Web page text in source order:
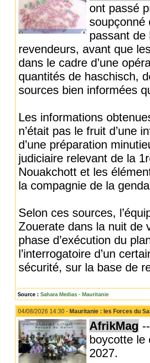
ont passé
soupçonné
passant de
revendeurs, avant que
dans le cadre d’une
quantités de haschisch,
sources bien informées
Les informations
n’était pas le fruit d’une
d’une préparation
judiciaire relevant de la
Nouakchott et les
la compagnie de la
Selon ces sources,
Zouerate dans la nuit de
phase d’exécution du
l’interrogatoire d’un
sécurité, sur la base de
Source : Sahara Medias - Mauritanie
04/08/2026 14:30 - Mauritanie : les Forces du
AfrikMag
boycotte le
2027.